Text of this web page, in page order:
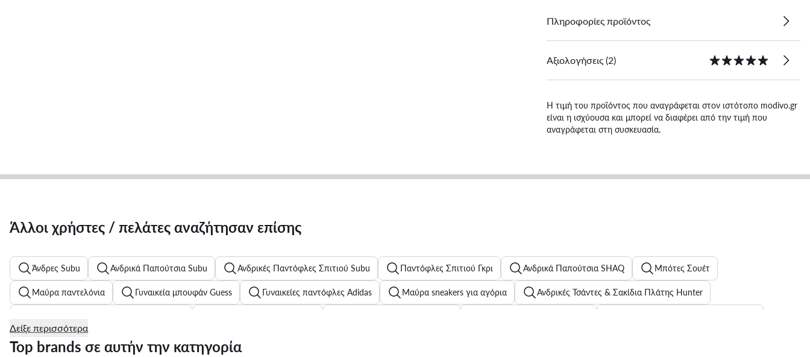
Πληροφορίες προϊόντος
Αξιολογήσεις (2)
Η τιμή του προϊόντος που αναγράφεται στον ιστότοπο modivo.gr
είναι η ισχύουσα και μπορεί να διαφέρει από την τιμή που
αναγράφεται στη συσκευασία.
Άλλοι χρήστες / πελάτες αναζήτησαν επίσης
Άνδρες Subu Ανδρικά Παπούτσια Subu Ανδρικές Παντόφλες Σπιτιού Subu Παντόφλες Σπιτιού Γκρι Ανδρικά Παπούτσια SHAQ Μπότες Σουέτ
Μαύρα παντελόνια Γυναικεία μπουφάν Guess Γυναικείες παντόφλες Adidas Μαύρα sneakers για αγόρια Ανδρικές Τσάντες & Σακίδια Πλάτης Hunter
Παιδικά Παπούτσια για Κορίτσια Kappa Αθλητικά παπούτσια Adidas για γυναίκες
Δείξε περισσότερα
Top brands σε αυτήν την κατηγορία